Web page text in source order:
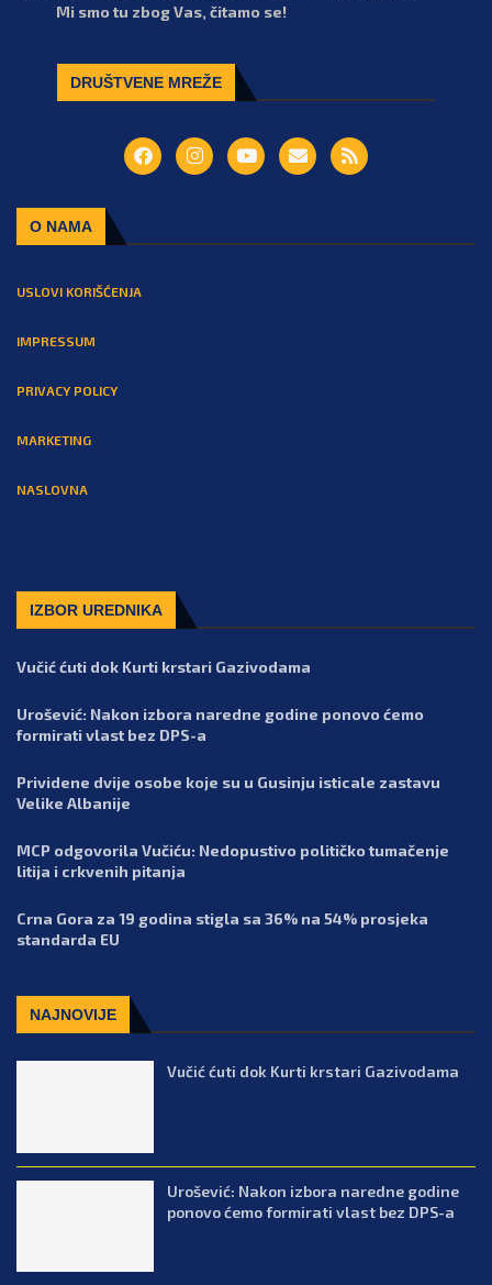
Mi smo tu zbog Vas, čitamo se!
DRUŠTVENE MREŽE
O NAMA
USLOVI KORIŠĆENJA
IMPRESSUM
PRIVACY POLICY
MARKETING
NASLOVNA
IZBOR UREDNIKA
Vučić ćuti dok Kurti krstari Gazivodama
Urošević: Nakon izbora naredne godine ponovo ćemo
formirati vlast bez DPS-a
Prividene dvije osobe koje su u Gusinju isticale zastavu
Velike Albanije
MCP odgovorila Vučiću: Nedopustivo političko tumačenje
litija i crkvenih pitanja
Crna Gora za 19 godina stigla sa 36% na 54% prosjeka
standarda EU
NAJNOVIJE
Vučić ćuti dok Kurti krstari Gazivodama
Urošević: Nakon izbora naredne godine
ponovo ćemo formirati vlast bez DPS-a